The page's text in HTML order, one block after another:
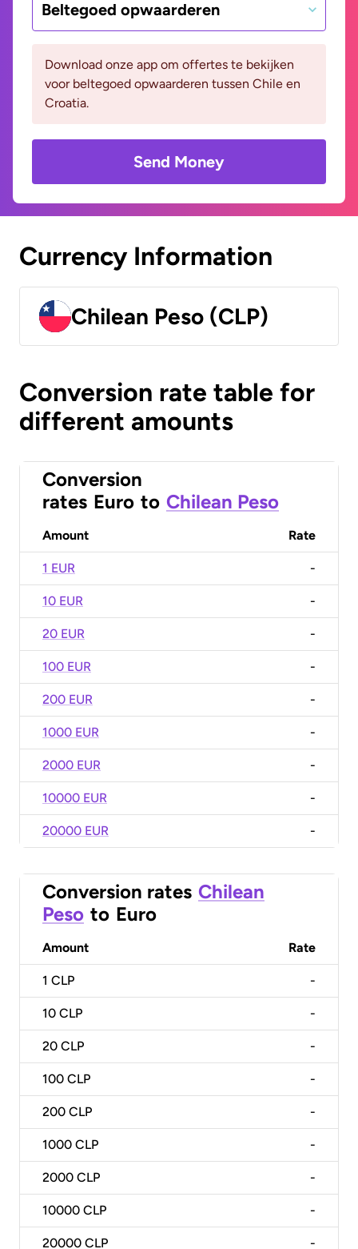
Beltegoed opwaarderen
Download onze app om offertes te bekijken
voor beltegoed opwaarderen tussen Chile en
Croatia.
Send Money
Currency Information
Chilean Peso (CLP)
Conversion rate table for
different amounts
Conversion
rates Euro to Chilean Peso
Amount Rate
1 EUR -
10 EUR -
20 EUR -
100 EUR -
200 EUR -
1000 EUR -
2000 EUR -
10000 EUR -
20000 EUR -
Conversion rates Chilean
Peso to Euro
Amount Rate
1 CLP -
10 CLP -
20 CLP -
100 CLP -
200 CLP -
1000 CLP -
2000 CLP -
10000 CLP -
20000 CLP -